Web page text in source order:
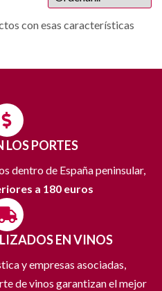
con esas características
LOS PORTES
dentro de España peninsular,
a 180 euros
EN VINOS
y empresas asociadas,
de vinos garantizan el mejor